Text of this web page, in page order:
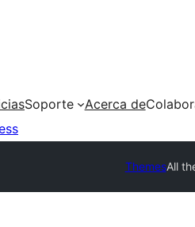
Soporte Acerca de
ThemesAll